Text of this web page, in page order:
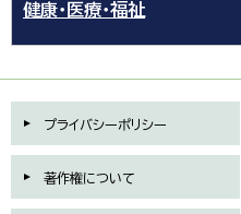
健康・医療・福祉
プライバシーポリシー
著作権について